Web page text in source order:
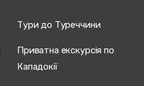
Тури до Туреччини
Приватна екскурсія по
Кападокії